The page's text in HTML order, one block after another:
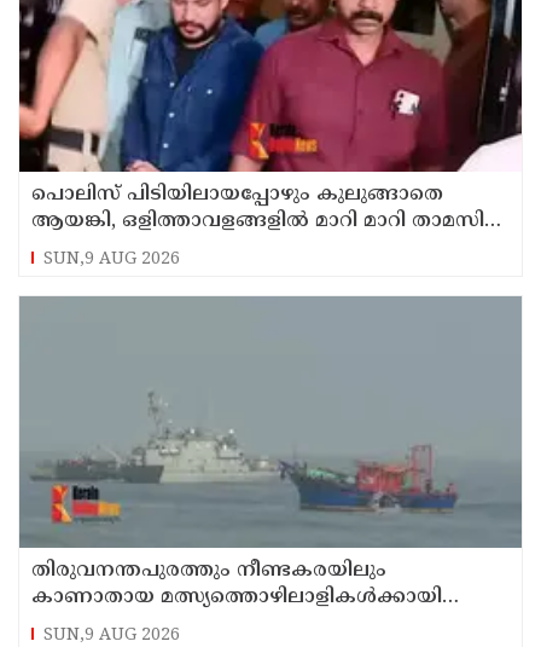
പൊലിസ് പിടിയിലായപ്പോഴും കുലുങ്ങാതെ
ആയങ്കി, ഒളിത്താവളങ്ങളില്‍ മാറി മാറി താമസിച്ച്
കണ്ണൂരിലെ ക്വട്ടേഷന്‍ നേതാവ്
SUN,9 AUG 2026
തിരുവനന്തപുരത്തും നീണ്ടകരയിലും
കാണാതായ മത്സ്യത്തൊഴിലാളികള്‍ക്കായി
തിരച്ചില്‍ പത്താം ദിവസത്തിലേക്ക്
SUN,9 AUG 2026